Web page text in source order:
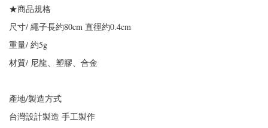
★商品規格
尺寸/ 繩子長約80cm 直徑約0.4cm
重量/ 約5g
材質/ 尼龍、塑膠、合金
產地/製造方式
台灣設計製造 手工製作